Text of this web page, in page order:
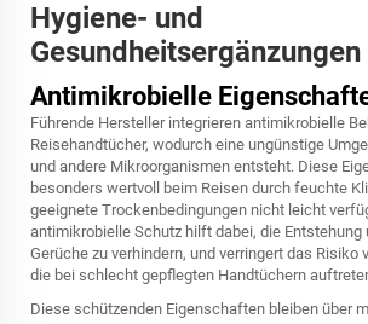
Hygiene- und
Gesundheitsergänzungen
Antimikrobielle
Führende Hersteller integrieren antimikrobielle
Reisehandtücher, wodurch eine ungünstige
und andere Mikroorganismen entsteht. Diese
besonders wertvoll beim Reisen durch feuchte
geeignete Trockenbedingungen nicht leicht
antimikrobielle Schutz hilft dabei, die Entstehung
Gerüche zu verhindern, und verringert das Risiko
die bei schlecht gepflegten Handtüchern
Diese schützenden Eigenschaften bleiben über